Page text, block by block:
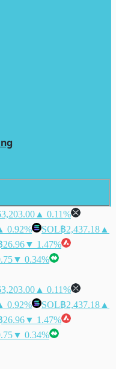
▲ 0.11%
0.92% SOL฿2,437.18 ▲
26.96▼ 1.47%
▼ 0.34%
▲ 0.11%
0.92% SOL฿2,437.18 ▲
26.96▼ 1.47%
▼ 0.34%